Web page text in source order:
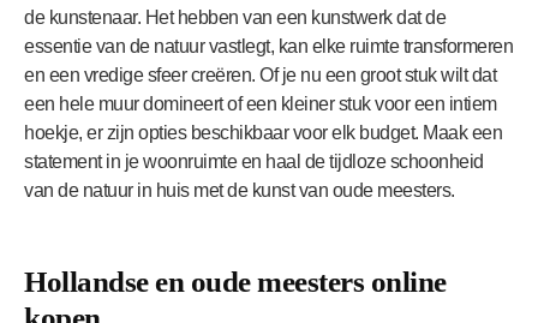
de kunstenaar. Het hebben van een kunstwerk dat de
essentie van de natuur vastlegt, kan elke ruimte transformeren
en een vredige sfeer creëren. Of je nu een groot stuk wilt dat
een hele muur domineert of een kleiner stuk voor een intiem
hoekje, er zijn opties beschikbaar voor elk budget. Maak een
statement in je woonruimte en haal de tijdloze schoonheid
van de natuur in huis met de kunst van oude meesters.
Hollandse en oude meesters online